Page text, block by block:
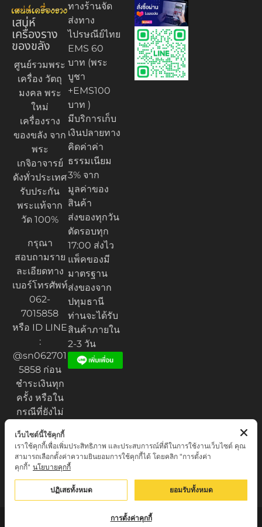
เสน่ห์
เครื่องราง
ของขลัง
ศูนย์รวมพระ
เครื่อง วัตถุ
มงคล พระ
ใหม่
เครื่องราง
ของขลัง จาก
พระ
เกจิอาจารย์
ดังทั่วประเทศ
รับประกัน
พระแท้จาก
วัด 100%
กรุณา
สอบถามราย
ละเอียดทาง
เบอร์โทรศัพท์
062-
7015858
หรือ ID LINE
:
@sn062701
5858 ก่อน
ชำระเงินทุก
ครั้ง หรือใน
กรณีที่ยังไม่
ทางร้านจัด
ส่งทาง
ไปรษณีย์ไทย
EMS 60
บาท (พระ
บูชา
+EMS100
บาท )
มีบริการเก็บ
เงินปลายทาง
คิดค่าค่า
ธรรมเนียม
3% จาก
มูลค่าของ
สินค้า
ส่งของทุกวัน
ตัดรอบทุก
17:00 ส่งไว
แพ็คของมี
มาตรฐาน
ส่งของจาก
ปทุมธานี
ท่านจะได้รับ
สินค้าภายใน
2-3 วัน
© เสน่ห์เครื่องราง.com. All rights reserved.
เว็บไซต์นี้ใช้คุกกี้
เราใช้คุกกี้เพื่อเพิ่มประสิทธิภาพ และประสบการณ์ที่ดีในการใช้งานเว็บไซต์ คุณ
สามารถเลือกตั้งค่าความยินยอมการใช้คุกกี้ได้ โดยคลิก "การตั้งค่า
คุกกี้" นโยบายคุกกี้
ปฏิเสธทั้งหมด ยอมรับทั้งหมด
การตั้งค่าคุกกี้